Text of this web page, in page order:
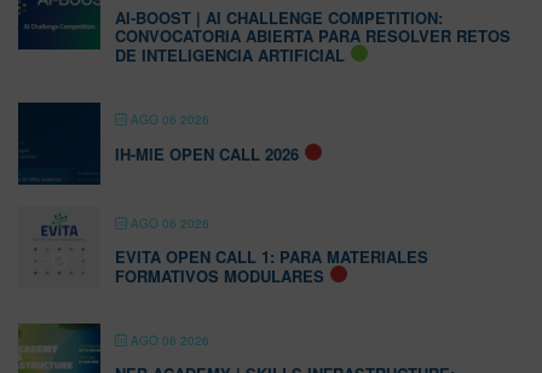
AI-BOOST | AI CHALLENGE COMPETITION:
CONVOCATORIA ABIERTA PARA RESOLVER RETOS
DE INTELIGENCIA ARTIFICIAL
AGO 06 2026
IH-MIE OPEN CALL 2026
AGO 06 2026
EVITA OPEN CALL 1: PARA MATERIALES
FORMATIVOS MODULARES
AGO 06 2026